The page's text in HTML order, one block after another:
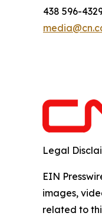
438 596-
Legal
EIN
images,
related to